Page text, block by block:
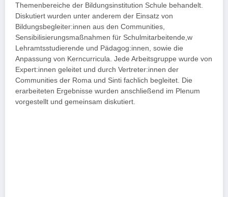
Themenbereiche der Bildungsinstitution Schule behandelt.
Diskutiert wurden unter anderem der Einsatz von
Bildungsbegleiter:innen aus den Communities,
Sensibilisierungsmaßnahmen für Schulmitarbeitende,w
Lehramtsstudierende und Pädagog:innen, sowie die
Anpassung von Kerncurricula. Jede Arbeitsgruppe wurde von
Expert:innen geleitet und durch Vertreter:innen der
Communities der Roma und Sinti fachlich begleitet. Die
erarbeiteten Ergebnisse wurden anschließend im Plenum
vorgestellt und gemeinsam diskutiert.